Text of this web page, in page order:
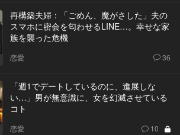
再構築夫婦：「ごめん、魔がさした」夫の
スマホに密会を匂わせるLINE…。幸せな家
族を襲った危機
恋愛 36
「週1でデートしているのに、進展しな
い…」男が無意識に、女を幻滅させている
コト
恋愛 10